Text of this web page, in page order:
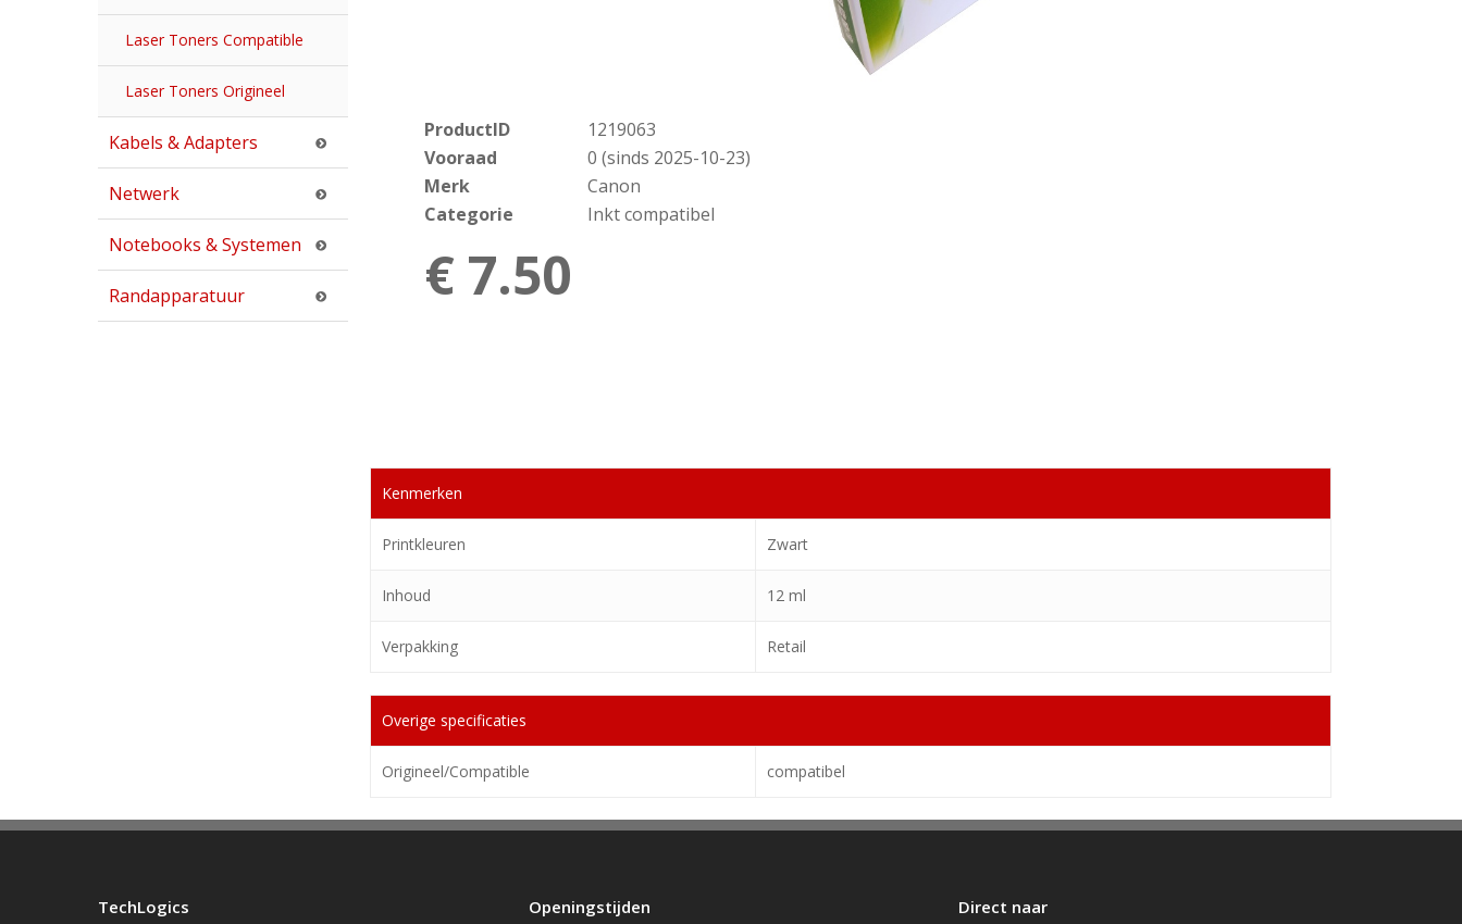
Laser Toners Compatible
Laser Toners Origineel
Kabels & Adapters
Netwerk
Notebooks & Systemen
Randapparatuur
ProductID
1219063
Vooraad
0 (sinds 2025-10-23)
Merk
Canon
Categorie
Inkt compatibel
€ 7.50
Kenmerken
Printkleuren Zwart
Inhoud 12 ml
Verpakking Retail
Overige specificaties
Origineel/Compatible compatibel
TechLogics Openingstijden Direct naar